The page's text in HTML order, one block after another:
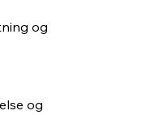
og
og